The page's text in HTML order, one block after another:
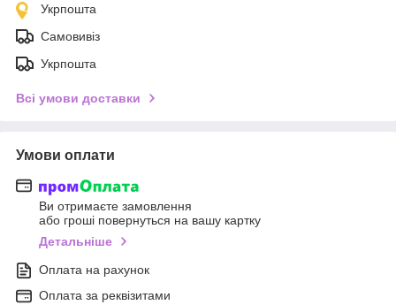
Укрпошта
Самовивіз
Укрпошта
Всі умови доставки
Умови оплати
Ви отримаєте замовлення
або гроші повернуться на вашу картку
Детальніше
Оплата на рахунок
Оплата за реквізитами